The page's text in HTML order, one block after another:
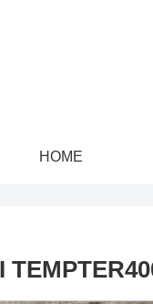
HOME